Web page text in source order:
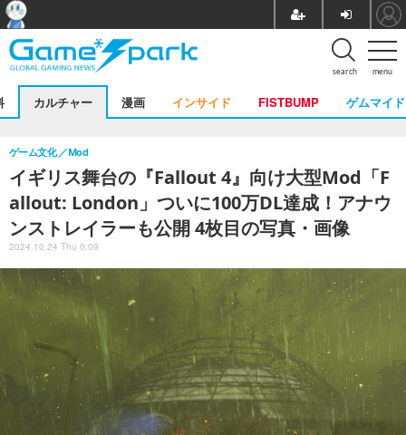
menu
search
カルチャー 漫画 インサイド FISTBUMP ゲムマイド
イギリス舞台の『Fallout 4』向け大型Mod「F
allout: London」ついに100万DL達成！アナウ
ンストレイラーも公開 4枚目の写真・画像
ゲーム文化 Mod
2024.10.24 Thu 0:09